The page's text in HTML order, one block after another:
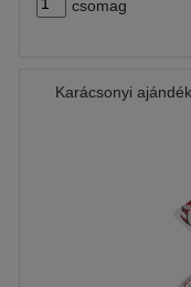
csomag
Karácsonyi